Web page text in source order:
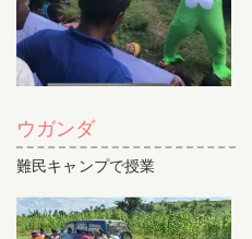
ウガンダ
難民キャンプで授業